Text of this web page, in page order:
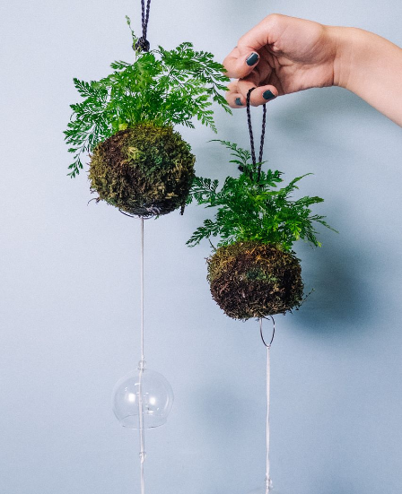
不備があった場合は、些細なことでもお気軽にサポート
までご連絡ください。ご返金にて補償いたします。
商品ページに掲載している写真は、実際にお届けする商
品を撮影したものです。お花は生き物なので、どうして
も色味やサイズ・咲き方に個体差はありますが、できる
だけ写真のイメージに近いものをお届けできるように人
の目でチェックをしています。